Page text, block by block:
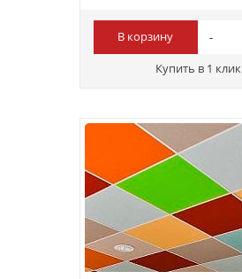
В корзину
Купить в 1 клик